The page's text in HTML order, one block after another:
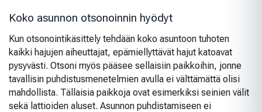
Koko asunnon otsonoinnin hyödyt
Kun otsonointikäsittely tehdään koko asuntoon tuhoten
kaikki hajujen aiheuttajat, epämiellyttävät hajut katoavat
pysyvästi. Otsoni myös pääsee sellaisiin paikkoihin, jonne
tavallisin puhdistusmenetelmien avulla ei välttämättä olisi
mahdollista. Tällaisia paikkoja ovat esimerkiksi seinien välit
sekä lattioiden aluset. Asunnon puhdistamiseen ei